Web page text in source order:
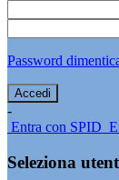
Password
-
Entra con SPID
Seleziona